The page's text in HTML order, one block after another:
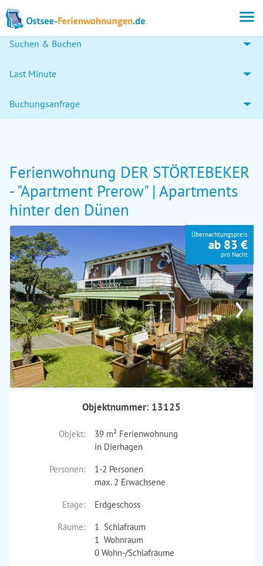
Suchen & Buchen
Last Minute
Buchungsanfrage
Ferienwohnung DER STÖRTEBEKER
- "Apartment Prerow" | Apartments
hinter den Dünen
›
Übernachtungspreis
ab 83 €
pro Nacht
Objektnummer: 13125
Objekt:
39 m² Ferienwohnung
in Dierhagen
Personen:
1-2 Personen
max. 2 Erwachsene
Etage:
Erdgeschoss
Räume:
1 Schlafraum
1 Wohnraum
0 Wohn-/Schlafräume